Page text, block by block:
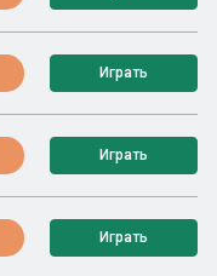
Играть
Играть
Играть